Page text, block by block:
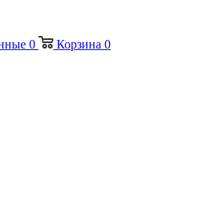
0 Корзина 0